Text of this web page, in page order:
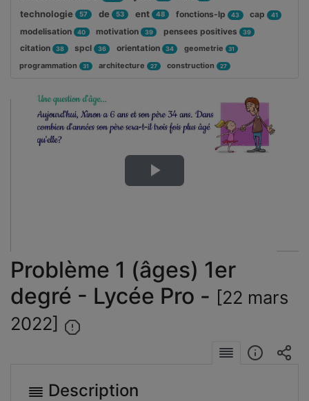
Lire
Problème 1 (âges) 1er
degré - Lycée Pro - [22 mars
2022]
Description
technologie 57 de 53 ent 48 fonctions-lp 43 cap 41
modelisation 40 motivation 39 pensees positives 39
citation 38 spcl 36 orientation 34 geometrie 31
programmation 31 architecture 27 construction 27